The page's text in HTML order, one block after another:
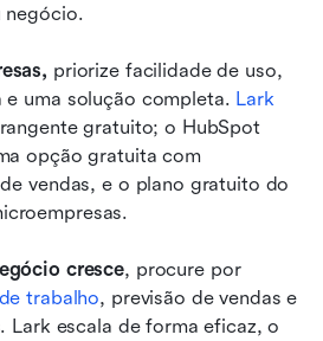
negócio.
priorize facilidade de uso,
uma solução completa. Lark
gratuito; o HubSpot
opção gratuita com
cresce
, procure por
trabalho, previsão de vendas e
Lark escala de forma eficaz, o